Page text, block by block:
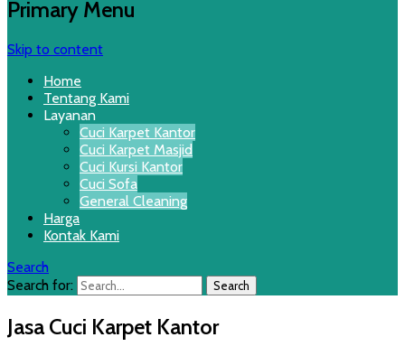
Primary Menu
Skip to content
Home
Tentang Kami
Layanan
Cuci Karpet Kantor
Cuci Karpet Masjid
Cuci Kursi Kantor
Cuci Sofa
General Cleaning
Harga
Kontak Kami
Search
Search for:
Jasa Cuci Karpet Kantor